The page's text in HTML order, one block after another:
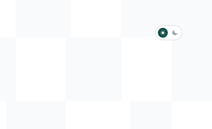
淺色模式
深色模式